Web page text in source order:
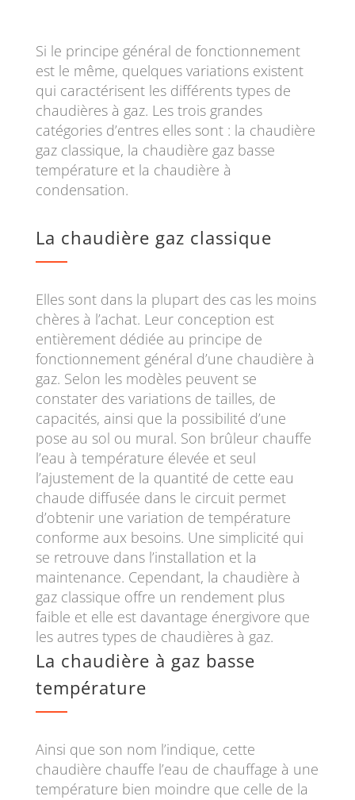
Si le principe général de fonctionnement
est le même, quelques variations existent
qui caractérisent les différents types de
chaudières à gaz. Les trois grandes
catégories d’entres elles sont : la chaudière
gaz classique, la chaudière gaz basse
température et la chaudière à
condensation.
La chaudière gaz classique
Elles sont dans la plupart des cas les moins
chères à l’achat. Leur conception est
entièrement dédiée au principe de
fonctionnement général d’une chaudière à
gaz. Selon les modèles peuvent se
constater des variations de tailles, de
capacités, ainsi que la possibilité d’une
pose au sol ou mural. Son brûleur chauffe
l’eau à température élevée et seul
l’ajustement de la quantité de cette eau
chaude diffusée dans le circuit permet
d’obtenir une variation de température
conforme aux besoins. Une simplicité qui
se retrouve dans l’installation et la
maintenance. Cependant, la chaudière à
gaz classique offre un rendement plus
faible et elle est davantage énergivore que
les autres types de chaudières à gaz.
La chaudière à gaz basse
température
Ainsi que son nom l’indique, cette
chaudière chauffe l’eau de chauffage à une
température bien moindre que celle de la